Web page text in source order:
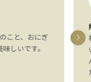
こと、おにぎ
しいです。